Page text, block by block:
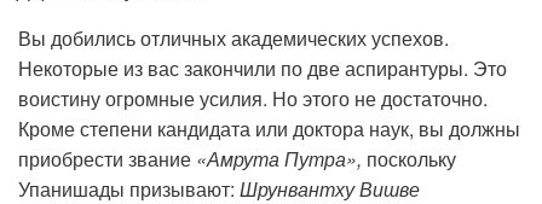
Вы добились отличных академических успехов.
Некоторые из вас закончили по две аспирантуры. Это
воистину огромные усилия. Но этого не достаточно.
Кроме степени кандидата или доктора наук, вы должны
приобрести звание «Амрута Путра», поскольку
Упанишады призывают: Шрунвантху Вишве